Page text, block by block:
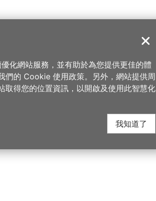
關閉
化網站服務，並有助於為您提供更佳的體
們的 Cookie 使用政策。另外，網站提供周
取得您的位置資訊，以開啟及使用此智慧化
我知道了